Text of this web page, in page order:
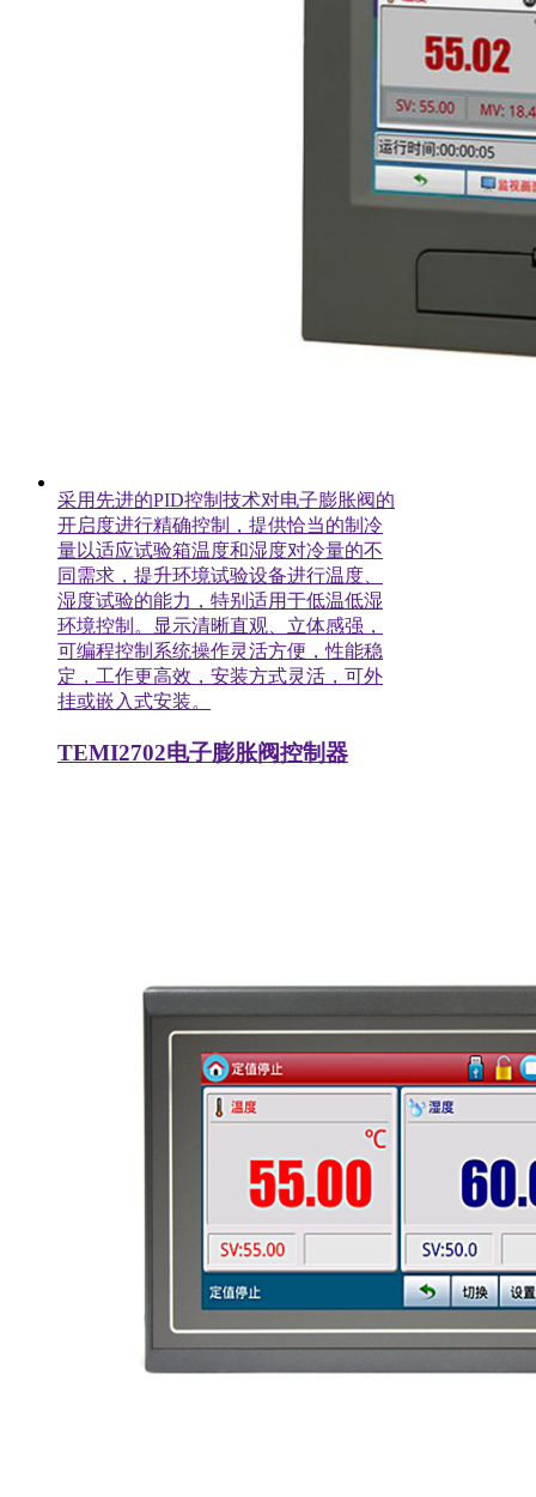
采用先进的PID控制技术对电子膨胀阀的
开启度进行精确控制，提供恰当的制冷
量以适应试验箱温度和湿度对冷量的不
同需求，提升环境试验设备进行温度、
湿度试验的能力，特别适用于低温低湿
环境控制。显示清晰直观、立体感强，
可编程控制系统操作灵活方便，性能稳
定，工作更高效，安装方式灵活，可外
挂或嵌入式安装。
TEMI2702电子膨胀阀控制器